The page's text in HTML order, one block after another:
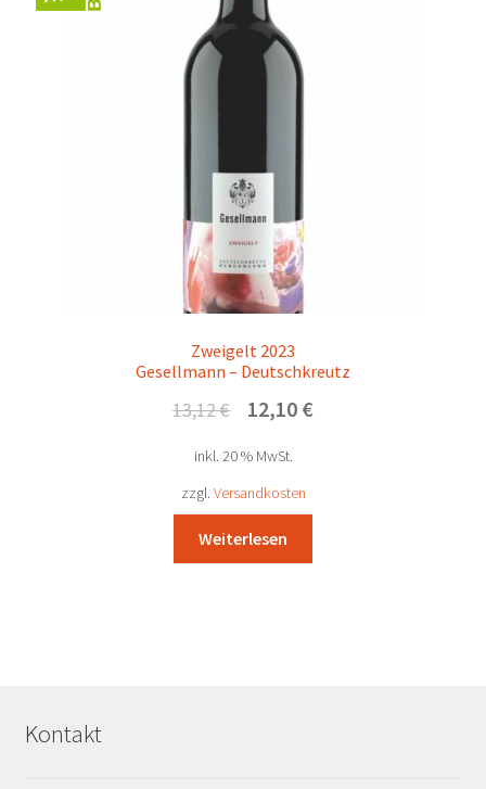
Zweigelt 2023
Gesellmann – Deutschkreutz
13,12€
Ursprünglicher
war:
13,12 €
12,10 €Aktueller
inkl. 20 % MwSt.
zzgl. Versandkosten
Weiterlesen
Kontakt